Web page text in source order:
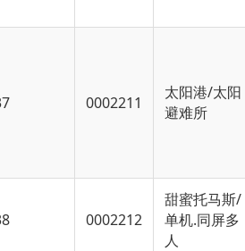
0002211
太阳港/太阳
避难所
0002212
甜蜜托马斯/
单机.同屏多
人